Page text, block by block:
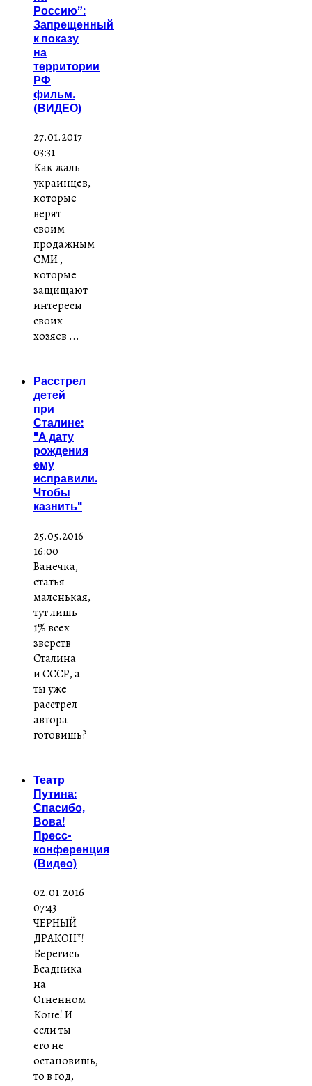
Россию”:
Запрещенный
к показу
на
территории
РФ
фильм.
(ВИДЕО)
27.01.2017
03:31
Как жаль
украинцев,
которые
верят
своим
продажным
СМИ ,
которые
защищают
интересы
своих
хозяев ...
Расстрел
детей
при
Сталине:
"А дату
рождения
ему
исправили.
Чтобы
казнить"
25.05.2016
16:00
Ванечка,
статья
маленькая,
тут лишь
1% всех
зверств
Сталина
и СССР, а
ты уже
расстрел
автора
готовишь?
Театр
Путина:
Спасибо,
Вова!
Пресс-
конференция
(Видео)
02.01.2016
07:43
ЧЕРНЫЙ
ДРАКОН*!
Берегись
Всадника
на
Огненном
Коне! И
если ты
его не
остановишь,
то в год,